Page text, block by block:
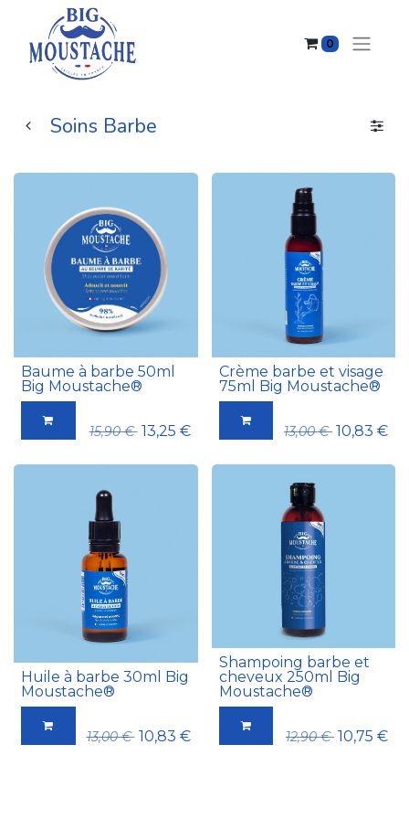
0
Soins Barbe
Baume à barbe 50ml
Big Moustache®
15,90€ 13,25 €
Crème barbe et visage
75ml Big Moustache®
13,00€ 10,83 €
Huile à barbe 30ml Big
Moustache®
13,00€ 10,83 €
Shampoing barbe et
cheveux 250ml Big
Moustache®
12,90€ 10,75 €